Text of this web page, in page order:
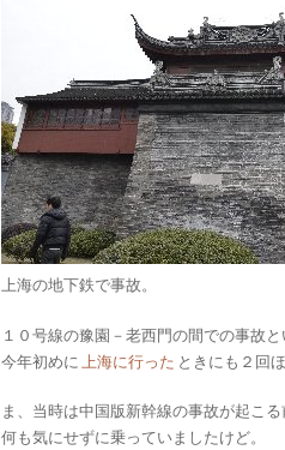
上海の地下鉄で事故。
１０号線の豫園－老西門の間での事故と
今年初めに
上海に行った ときにも２回
ま、当時は中国版新幹線の事故が起こる
何も気にせずに乗っていましたけど。